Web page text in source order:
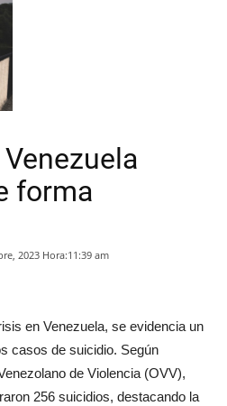
forma
2023 Hora:11:39 am
en Venezuela, se evidencia un
casos de suicidio. Según
de Violencia (OVV),
256 suicidios, destacando la